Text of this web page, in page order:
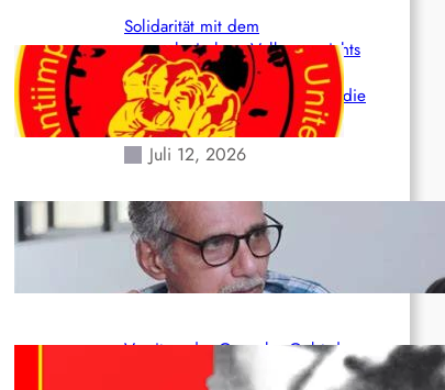
Solidarität mit dem
venezolanischem Volk angesichts
der verlorenen Leben und der
katastrophalen Situation durch die
Erdbeben des 24. Juni!
Juli 12, 2026
Indien: „Die Politik der
Kapitulation“ von K. Murali (Ajith)
Juli 1, 2026
Vorsitzender Gonzalo: Gebt das
Leben für die Partei und die